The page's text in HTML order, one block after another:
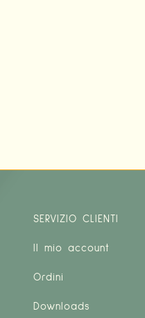
SERVIZIO CLIENTI
Il mio account
Ordini
Downloads